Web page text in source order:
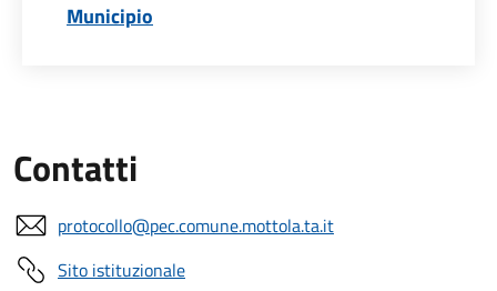
Municipio
Contatti
protocollo@pec.comune.mottola.ta.it
Sito istituzionale